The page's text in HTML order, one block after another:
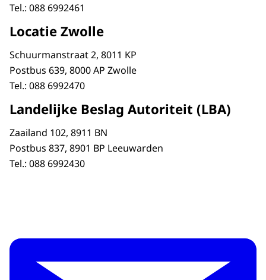
Tel.: 088 6992461
Locatie Zwolle
Schuurmanstraat 2, 8011 KP
Postbus 639, 8000 AP Zwolle
Tel.: 088 6992470
Landelijke Beslag Autoriteit (LBA)
Zaailand 102, 8911 BN
Postbus 837, 8901 BP Leeuwarden
Tel.: 088 6992430